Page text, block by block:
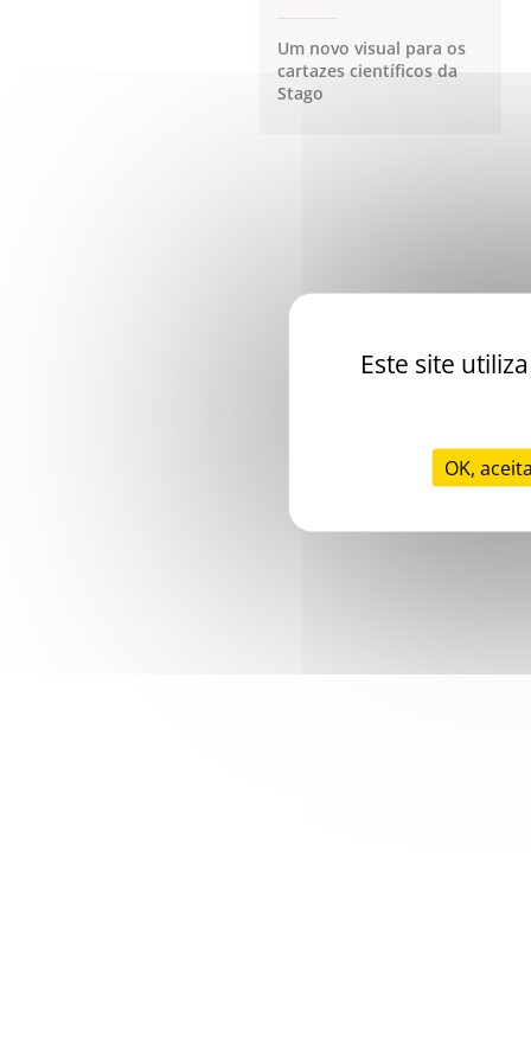
Um novo visual para os
cartazes científicos da
Stago
Este site
OK,